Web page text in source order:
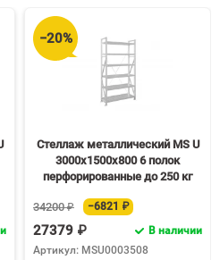
−20%
Стеллаж металлический MS U
3000х1500х800 6 полок
перфорированные до 250 кг
34200 ₽ −6821 ₽
27379 ₽
В наличии
Артикул: MSU0003508